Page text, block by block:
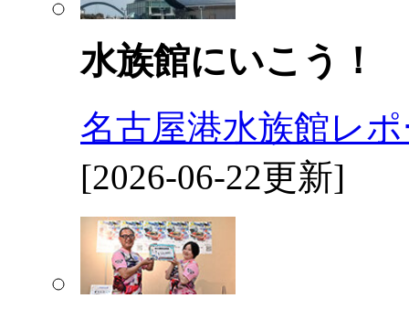
水族館にいこう！
名古屋港水族館レ
[2026-06-22更新]